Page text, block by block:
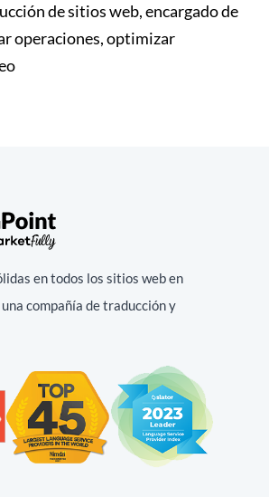
de sitios web, encargado de
operaciones, optimizar
en todos los sitios web en
compañía de traducción y